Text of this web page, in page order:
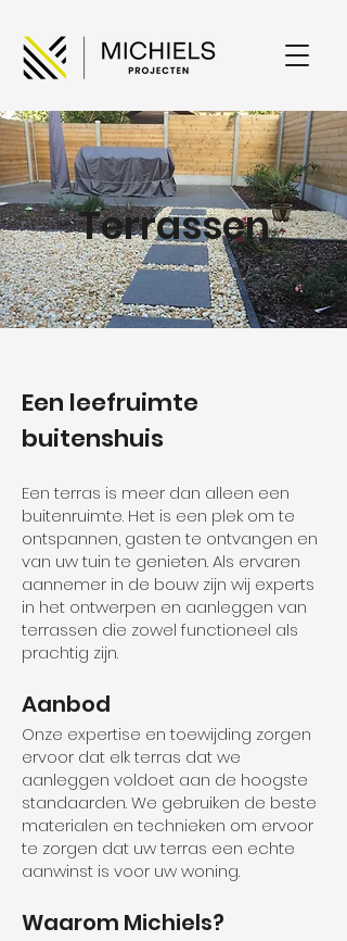
Terrassen
Een leefruimte
buitenshuis
Een terras is meer dan alleen een
buitenruimte. Het is een plek om te
ontspannen, gasten te ontvangen en
van uw tuin te genieten. Als ervaren
aannemer in de bouw zijn wij experts
in het ontwerpen en aanleggen van
terrassen die zowel functioneel als
prachtig zijn.
Aanbod
Onze expertise en toewijding zorgen
ervoor dat elk terras dat we
aanleggen voldoet aan de hoogste
standaarden. We gebruiken de beste
materialen en technieken om ervoor
te zorgen dat uw terras een echte
aanwinst is voor uw woning.
Waarom Michiels?